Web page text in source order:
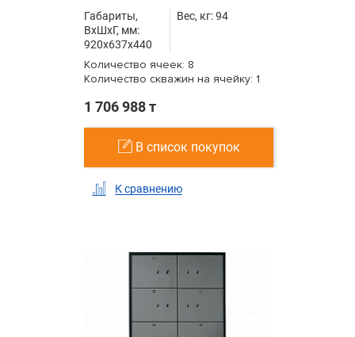
Габариты,
ВxШxГ, мм:
920x637x440
Вес, кг: 94
Количество ячеек: 8
Количество скважин на ячейку: 1
1 706 988 т
В список покупок
К сравнению